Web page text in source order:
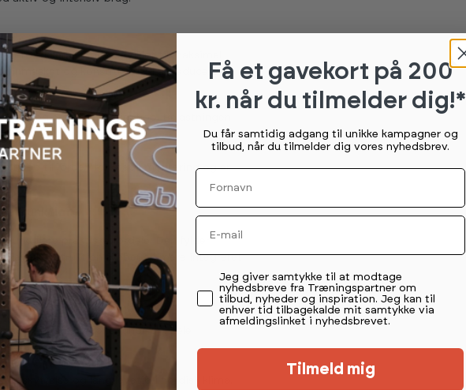
Pro sikkerhedsnet, udviklet til maksimal
finmasket og konstrueret til at reducere
og stabilitet under hop. Belastningen
tid.
ned til jorden for stabil montering og er
funktion
flere praktiske fordele. Den fylder
lave konstruktion skaber en mere integreret
sikkerhedszone rundt om hele
og ramme.
og lang levetid i nordisk klima.
Få et gavekort på 200
kr. når du tilmelder dig!*
Du får samtidig adgang til unikke kampagner og
tilbud, når du tilmelder dig vores nyhedsbrev.
Fornavn
Email
Permission tekst
Jeg giver samtykke til at modtage
nyhedsbreve fra Træningspartner om
tilbud, nyheder og inspiration. Jeg kan til
enhver tid tilbagekalde mit samtykke via
afmeldingslinket i nyhedsbrevet.
Tilmeld mig